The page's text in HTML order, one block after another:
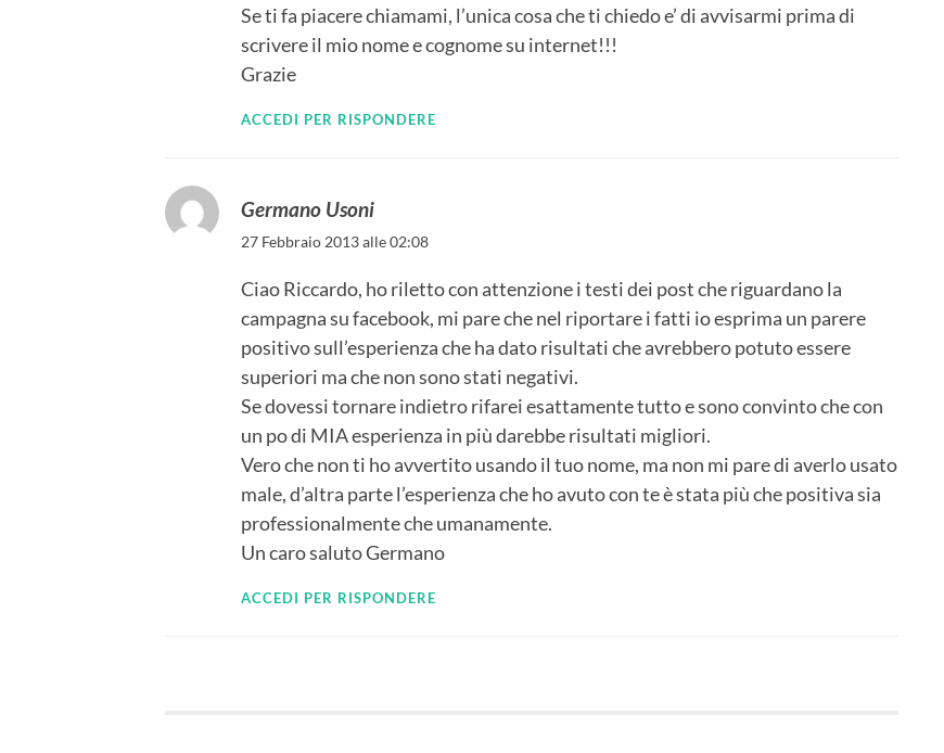
Se ti fa piacere chiamami, l’unica cosa che ti chiedo e’ di avvisarmi prima di
scrivere il mio nome e cognome su internet!!!
Grazie
ACCEDI PER RISPONDERE
Germano Usoni
27 Febbraio 2013 alle 02:08
Ciao Riccardo, ho riletto con attenzione i testi dei post che riguardano la
campagna su facebook, mi pare che nel riportare i fatti io esprima un parere
positivo sull’esperienza che ha dato risultati che avrebbero potuto essere
superiori ma che non sono stati negativi.
Se dovessi tornare indietro rifarei esattamente tutto e sono convinto che con
un po di MIA esperienza in più darebbe risultati migliori.
Vero che non ti ho avvertito usando il tuo nome, ma non mi pare di averlo usato
male, d’altra parte l’esperienza che ho avuto con te è stata più che positiva sia
professionalmente che umanamente.
Un caro saluto Germano
ACCEDI PER RISPONDERE